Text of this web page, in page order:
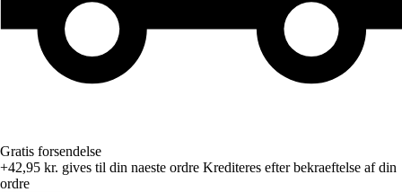
Gratis forsendelse
+42,95 kr. gives til din naeste ordre Krediteres efter bekraeftelse af din
ordre